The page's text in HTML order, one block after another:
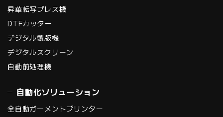
昇華転写プレス機
DTFカッター
デジタル製版機
デジタルスクリーン
自動前処理機
自動化ソリューション
全自動ガーメントプリンター